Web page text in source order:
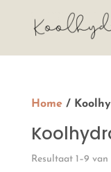
Home/
Resultaat 1–9